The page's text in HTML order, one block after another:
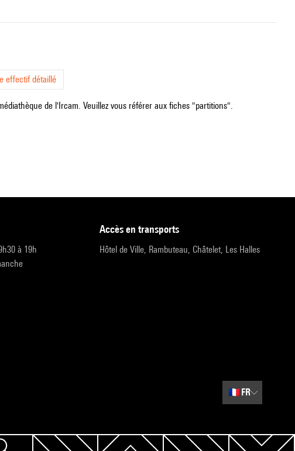
effectif détaillé
de l'Ircam. Veuillez vous référer aux fiches "partitions".
à 19h
accès en transports
Hôtel de Ville, Rambuteau, Châtelet, Les Halles
🇫🇷 FR